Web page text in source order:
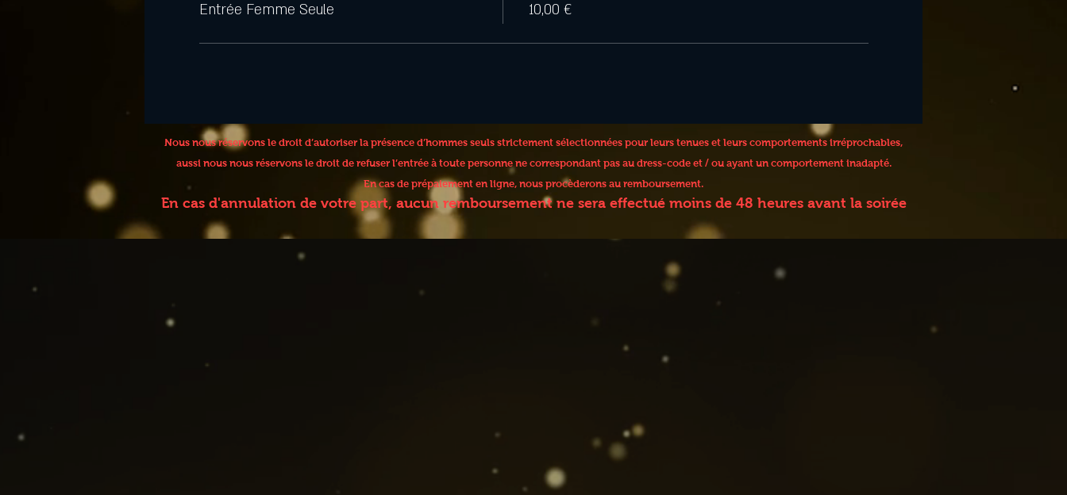
Entrée Femme Seule 10,00 €
Nous nous réservons le droit d’autoriser la présence d’hommes seuls strictement sélectionnées pour leurs tenues et leurs comportements irréprochables,
aussi nous nous réservons le droit de refuser l’entrée à toute personne ne correspondant pas au dress-code et / ou ayant un comportement inadapté.
En cas de prépaiement en ligne, nous procèderons au remboursement.
En cas d'annulation de votre part, aucun remboursement ne sera effectué moins de 48 heures avant la soirée